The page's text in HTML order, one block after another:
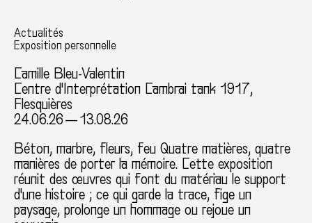
Actualités
Exposition personnelle
Camille Bleu-Valentin
Centre d'Interprétation Cambrai tank 1917,
Flesquières
24.06.26 — 13.08.26
Béton, marbre, fleurs, feu Quatre matières, quatre
manières de porter la mémoire. Cette exposition
réunit des œuvres qui font du matériau le support
d'une histoire ; ce qui garde la trace, fige un
paysage, prolonge un hommage ou rejoue un